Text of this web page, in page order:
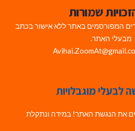
שמורות
המפורסמים באתר ללא אישור בכתב
מבעלי האתר.
לבעלי מוגבלויות
את הנגשת האתר! במידה ונתקלת